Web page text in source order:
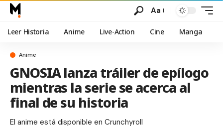
Aa
Leer Historia Anime Live-Action Cine Manga
Anime
GNOSIA lanza tráiler de epílogo
mientras la serie se acerca al
final de su historia
El anime está disponible en Crunchyroll